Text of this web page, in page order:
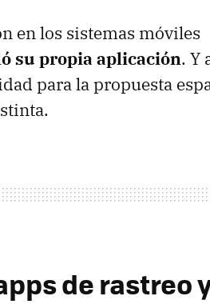
en los sistemas móviles
su propia aplicación. Y
para la propuesta
de rastreo